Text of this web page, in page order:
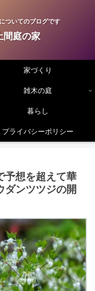
ついてのブログです
間庭の家
家づくり
雑木の庭
暮らし
プライバシーポリシー
予想を超えて華
ダンツツジの開